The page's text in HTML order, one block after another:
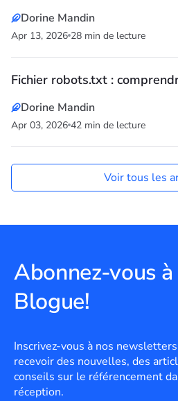
Dorine Mandin
Apr 13, 2026 28 min de lecture
Fichier robots.txt :
Dorine Mandin
Apr 03, 2026 42 min de lecture
Voir tous les
Abonnez-vous
Blogue!
Inscrivez-vous à nos
recevoir des nouvelles, des
conseils sur le référencement
réception.